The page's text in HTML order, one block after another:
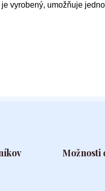
vyrobený, umožňuje
Možnosti